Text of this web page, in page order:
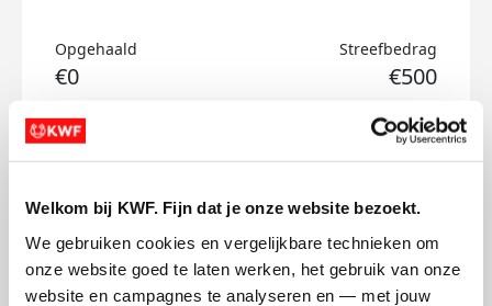
Welkom bij KWF. Fijn dat je onze website bezoekt.
We gebruiken cookies en vergelijkbare technieken om
onze website goed te laten werken, het gebruik van onze
website en campagnes te analyseren en — met jouw
Opgehaald
€0
Streefbedrag
€500
Doneer
Olivier's badges